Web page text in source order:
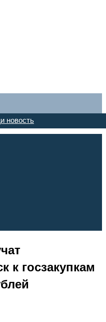
новость
к госзакупкам